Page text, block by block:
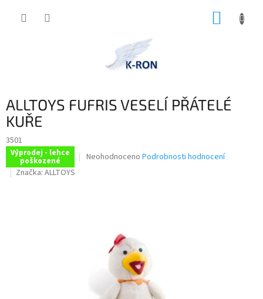
ALLTOYS FUFRIS VESELÍ PŘÁTELÉ
KUŘE
3501
Výprodej - lehce
poškozené
Průměrné
hvězdiček.
Neohodnoceno Podrobnosti hodnocení
Značka: ALLTOYS